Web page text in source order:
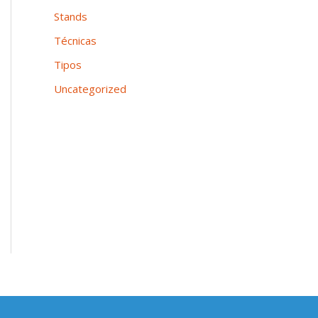
Stands
Técnicas
Tipos
Uncategorized